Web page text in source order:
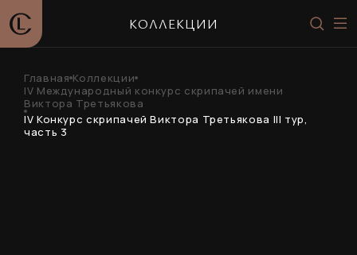
КОЛЛЕКЦИИ
Главная Коллекции
IV Международный конкурс скрипачей имени
Виктора Третьякова
IV Конкурс скрипачей Виктора Третьякова III тур,
часть 3